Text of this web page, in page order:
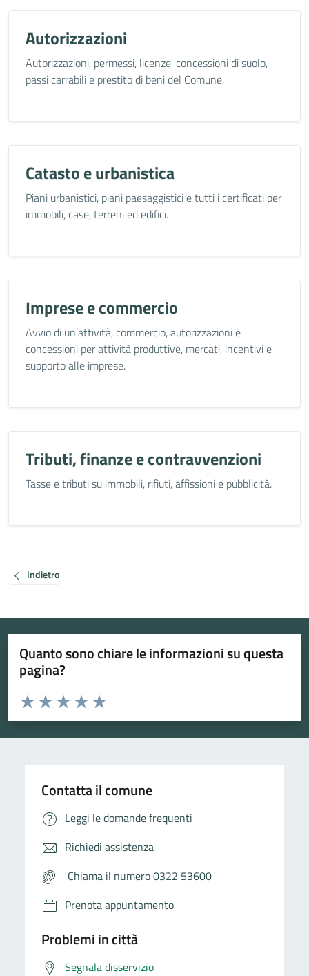
Autorizzazioni
Autorizzazioni, permessi, licenze, concessioni di suolo,
passi carrabili e prestito di beni del Comune.
Catasto e urbanistica
Piani urbanistici, piani paesaggistici e tutti i certificati per
immobili, case, terreni ed edifici.
Imprese e commercio
Avvio di un’attività, commercio, autorizzazioni e
concessioni per attività produttive, mercati, incentivi e
supporto alle imprese.
Tributi, finanze e contravvenzioni
Tasse e tributi su immobili, rifiuti, affissioni e pubblicità.
Indietro
Quanto sono chiare le informazioni su questa
pagina?
Valuta da 1 a 5 stelle la pagina
Valuta 5 stelle su 5
Valuta 4 stelle su 5
Valuta 3 stelle su 5
Valuta 2 stelle su 5
Valuta 1 stelle su 5
Contatta il comune
Leggi le domande frequenti
Richiedi assistenza
Chiama il numero 0322 53600
Prenota appuntamento
Problemi in città
Segnala disservizio